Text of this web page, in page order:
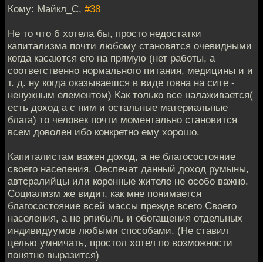
Кому: Майкл_С, #38
Не то что б хотела бы, просто недостатки
капитализма почти любому становятся очевидными
когда касаются его на прямую (нет работы, а
соответственно нормального питания, медицины и и
т. д. ну когда оказываешся в виде говна на сите -
ненужным елементом) Как только все налаживается(
есть доход а с ним и остальные материальные
блага) то человек почти моментально становится
всем доволен ибо конкретно ему хорошо.
Капиталистам важен доход, а не благосостояние
своего населения. Оеспечат данный доход румыны,
автсралийцы или коренные жителе не особо важно.
Социализм же видит, как мне понимается
благосостояние всей массы прежде всего Своего
населения, а не рпибыль и обогащения отдельных
индивидуумов любыми способами. (Не ставил
целью умничать, простол хотел по возможности
понятно выразится)